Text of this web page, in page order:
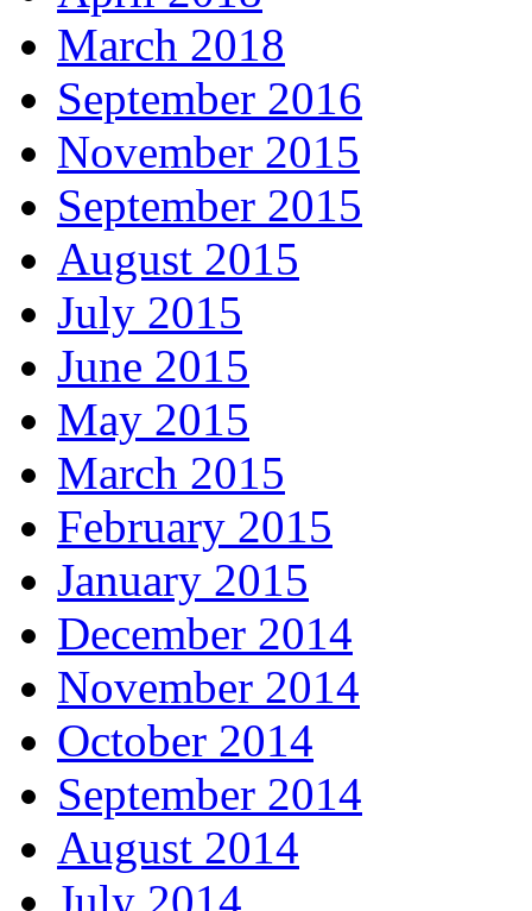
March 2018
September 2016
November 2015
September 2015
August 2015
July 2015
June 2015
May 2015
March 2015
February 2015
January 2015
December 2014
November 2014
October 2014
September 2014
August 2014